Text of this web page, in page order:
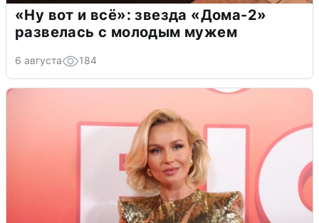
«Ну вот и всё»: звезда «Дома-2»
развелась с молодым мужем
6 августа 184